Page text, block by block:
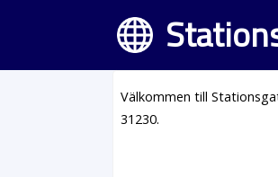
Välkommen till
31230.